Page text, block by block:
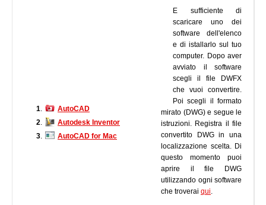
1
AutoCAD
2
Autodesk Inventor
3
AutoCAD for Mac
E sufficiente di
scaricare uno dei
software dell'elenco
e di istallarlo sul tuo
computer. Dopo aver
avviato il software
scegli il file DWFX
che vuoi convertire.
Poi scegli il formato
mirato (DWG) e segue le
istruzioni. Registra il file
convertito DWG in una
localizzazione scelta. Di
questo momento puoi
aprire il file DWG
utilizzando ogni software
che troverai qui.